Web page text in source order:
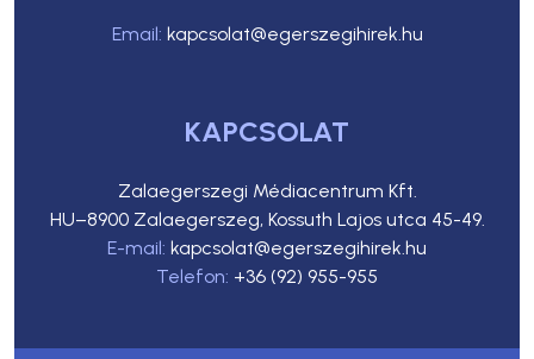
Email: kapcsolat@egerszegihirek.hu
KAPCSOLAT
Zalaegerszegi Médiacentrum Kft.
HU–8900 Zalaegerszeg, Kossuth Lajos utca 45-49.
E-mail: kapcsolat@egerszegihirek.hu
Telefon: +36 (92) 955-955